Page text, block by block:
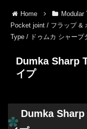
Home Modular
Pocket joint / フラップ &
Type / ドゥムカ シャープ
Dumka Sharp
イプ
Dumka Sharp